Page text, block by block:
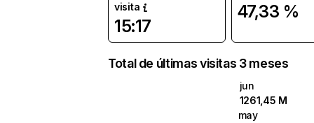
visita
15:17
47,33 %
Total de últimas visitas 3 meses
jun
1261,45 M
may